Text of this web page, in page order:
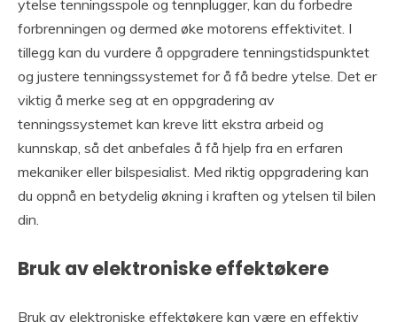
ytelse tenningsspole og tennplugger, kan du forbedre
forbrenningen og dermed øke motorens effektivitet. I
tillegg kan du vurdere å oppgradere tenningstidspunktet
og justere tenningssystemet for å få bedre ytelse. Det er
viktig å merke seg at en oppgradering av
tenningssystemet kan kreve litt ekstra arbeid og
kunnskap, så det anbefales å få hjelp fra en erfaren
mekaniker eller bilspesialist. Med riktig oppgradering kan
du oppnå en betydelig økning i kraften og ytelsen til bilen
din.
Bruk av elektroniske effektøkere
Bruk av elektroniske effektøkere kan være en effektiv